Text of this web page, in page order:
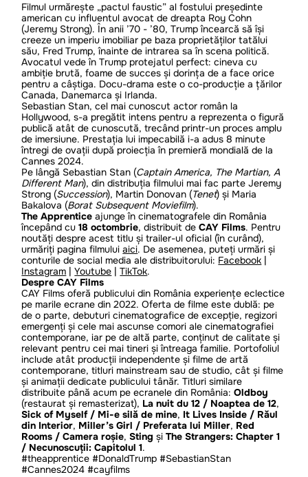
Filmul urmărește „pactul faustic” al fostului președinte
american cu influentul avocat de dreapta Roy Cohn
(Jeremy Strong). În anii ’70 - ’80, Trump încearcă să își
creeze un imperiu imobiliar pe baza proprietăților tatălui
său, Fred Trump, înainte de intrarea sa în scena politică.
Avocatul vede în Trump protejatul perfect: cineva cu
ambiție brută, foame de succes și dorința de a face orice
pentru a câștiga. Docu-drama este o co-producție a țărilor
Canada, Danemarca și Irlanda.
Sebastian Stan, cel mai cunoscut actor român la
Hollywood, s-a pregătit intens pentru a reprezenta o figură
publică atât de cunoscută, trecând printr-un proces amplu
de imersiune. Prestația lui impecabilă i-a adus 8 minute
întregi de ovații după proiecția în premieră mondială de la
Cannes 2024.
Pe lângă Sebastian Stan (Captain America, The Martian, A
Different Man), din distribuția filmului mai fac parte Jeremy
Strong (Succession), Martin Donovan (Tenet) și Maria
Bakalova (Borat Subsequent Moviefilm).
The Apprentice ajunge în cinematografele din România
începând cu18 octombrie, distribuit deCAY Films. Pentru
noutăți despre acest titlu și trailer-ul oficial (în curând),
urmăriți pagina filmuluiaici. De asemenea, puteți urmări și
conturile de social media ale distribuitorului: Facebook |
Instagram |Youtube |TikTok.
Despre CAY Films
CAY Films oferă publicului din România experiențe eclectice
pe marile ecrane din 2022. Oferta de filme este dublă: pe
de o parte, debuturi cinematografice de excepție, regizori
emergenți și cele mai ascunse comori ale cinematografiei
contemporane, iar pe de altă parte, conținut de calitate și
relevant pentru cei mai tineri și întreaga familie. Portofoliul
include atât producții independente și filme de artă
contemporane, titluri mainstream sau de studio, cât și filme
și animații dedicate publicului tânăr. Titluri similare
distribuite până acum pe ecranele din România:Oldboy
(restaurat și remasterizat), La nuit du 12 / Noaptea de 12,
Sick of Myself / Mi-e silă de mine, It Lives Inside / Răul
din Interior, Miller’s Girl / Preferata lui Miller, Red
Rooms / Camera roșie,Sting șiThe Strangers: Chapter 1
/ Necunoscuții: Capitolul 1.
#theapprentice #DonaldTrump #SebastianStan
#Cannes2024 #cayfilms